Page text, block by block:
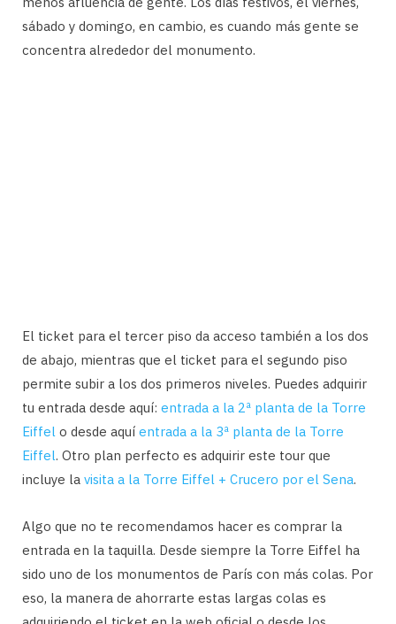
sábado y domingo, en cambio, es cuando más gente se
concentra alrededor del monumento.
El ticket para el tercer piso da acceso también a los dos
de abajo, mientras que el ticket para el segundo piso
permite subir a los dos primeros niveles. Puedes adquirir
tu entrada desde aquí: entrada a la 2ª planta de la Torre
Eiffel o desde aquí entrada a la 3ª planta de la Torre
Eiffel. Otro plan perfecto es adquirir este tour que
incluye la visita a la Torre Eiffel + Crucero por el Sena.
Algo que no te recomendamos hacer es comprar la
entrada en la taquilla. Desde siempre la Torre Eiffel ha
sido uno de los monumentos de París con más colas. Por
eso, la manera de ahorrarte estas largas colas es